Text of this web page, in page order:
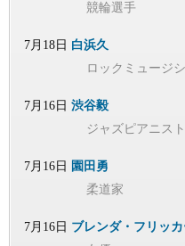
競輪選手
7月18日 白浜久
ロックミュージ
7月16日 渋谷毅
ジャズピアニス
7月16日 園田勇
柔道家
7月16日 ブレンダ・フリッ